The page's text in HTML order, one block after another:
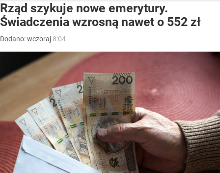
Rząd szykuje nowe emerytury.
Świadczenia wzrosną nawet o 552 zł
Dodano:wczoraj 8:04